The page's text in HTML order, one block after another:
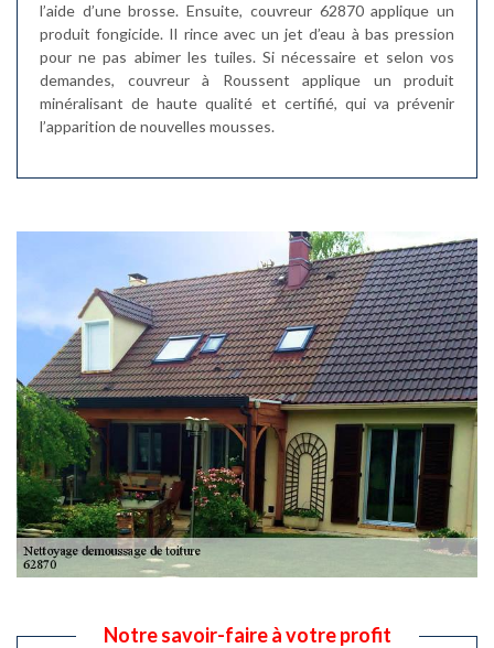
l’aide d’une brosse. Ensuite, couvreur 62870 applique un
produit fongicide. Il rince avec un jet d’eau à bas pression
pour ne pas abimer les tuiles. Si nécessaire et selon vos
demandes, couvreur à Roussent applique un produit
minéralisant de haute qualité et certifié, qui va prévenir
l’apparition de nouvelles mousses.
Notre savoir-faire à votre profit